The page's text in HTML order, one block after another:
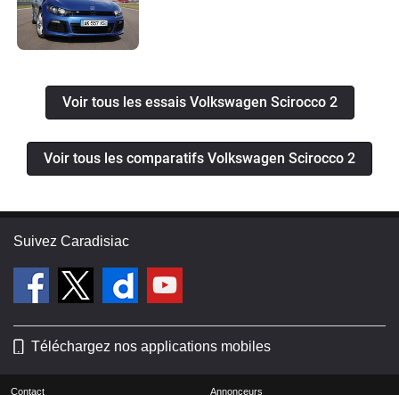
Voir tous les essais Volkswagen Scirocco 2
Voir tous les comparatifs Volkswagen Scirocco 2
Suivez Caradisiac
Téléchargez nos applications mobiles
Contact Annonceurs